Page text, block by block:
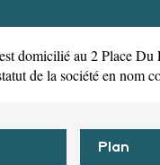
est domicilié au 2 Place
de la société en nom
Plan